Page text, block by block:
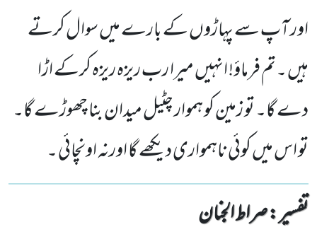
اور آپ سے پہاڑوں کے بارے میں سوال کرتے
ہیں ۔تم فرماؤ! انہیں میرا رب ریزہ ریزہ کرکے اڑا
دے گا۔ تو زمین کو ہموار چٹیل میدان بنا چھوڑے گا۔
تو اس میں کوئی ناہمواری دیکھے گا اورنہ اونچائی ۔
تفسیر : ‎صراط الجنان